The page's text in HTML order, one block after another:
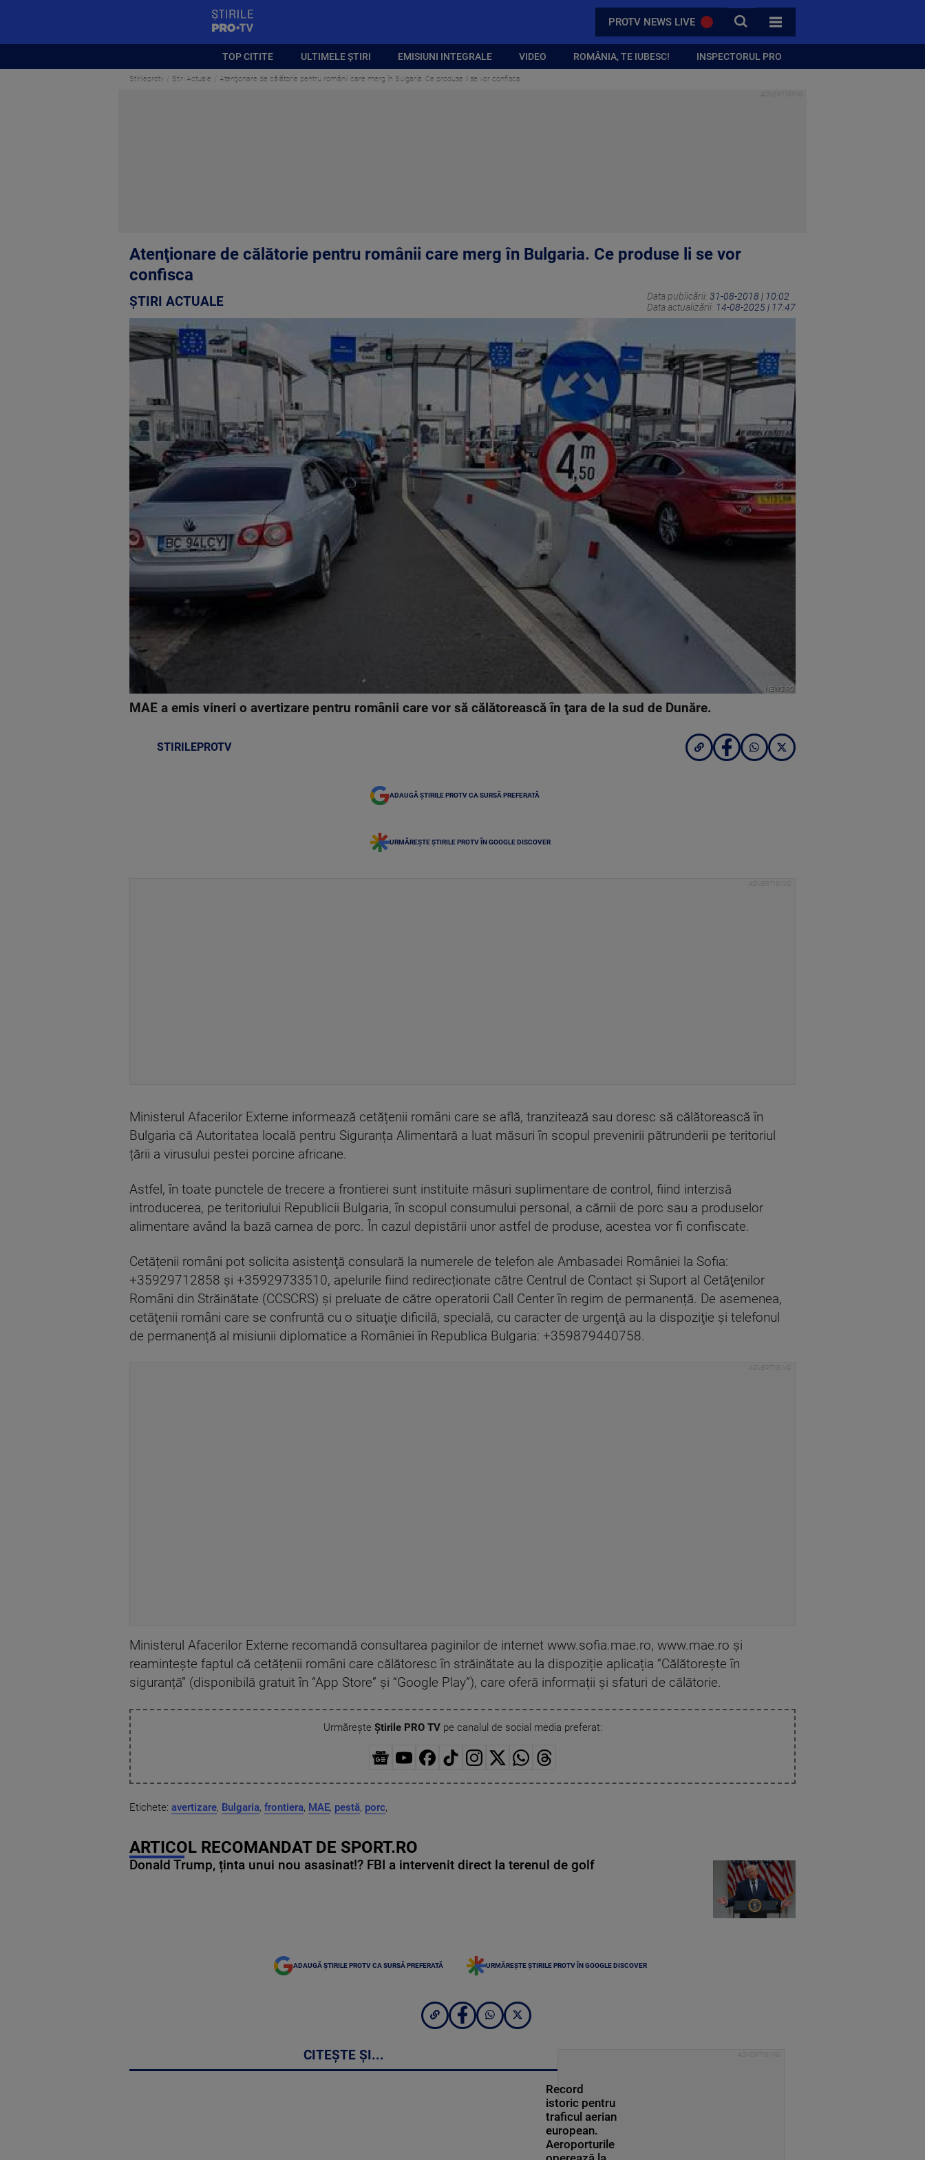
PROTV NEWS LIVE CAUTA
TOATE CATEGORIILE
TOP CITITE ULTIMELE ȘTIRI EMISIUNI INTEGRALE VIDEO ROMÂNIA, TE IUBESC! INSPECTORUL PRO
Stirileprotv Știri Actuale Atenţionare de călătorie pentru românii care merg în Bulgaria. Ce produse li se vor confisca
Atenţionare de călătorie pentru românii care merg în Bulgaria. Ce produse li se vor
confisca
ȘTIRI ACTUALE Data publicării: 31-08-2018 | 10:02
Data actualizării: 14-08-2025 | 17:47
NEWS.RO
MAE a emis vineri o avertizare pentru românii care vor să călătorească în ţara de la sud de Dunăre.
STIRILEPROTV
ADAUGĂ ȘTIRILE PROTV CA SURSĂ PREFERATĂ
URMĂREȘTE ȘTIRILE PROTV ÎN GOOGLE DISCOVER
Ministerul Afacerilor Externe informează cetățenii români care se află, tranzitează sau doresc să călătorească în
Bulgaria că Autoritatea locală pentru Siguranța Alimentară a luat măsuri în scopul prevenirii pătrunderii pe teritoriul
țării a virusului pestei porcine africane.
Astfel, în toate punctele de trecere a frontierei sunt instituite măsuri suplimentare de control, fiind interzisă
introducerea, pe teritoriului Republicii Bulgaria, în scopul consumului personal, a cărnii de porc sau a produselor
alimentare având la bază carnea de porc. În cazul depistării unor astfel de produse, acestea vor fi confiscate.
Cetățenii români pot solicita asistenţă consulară la numerele de telefon ale Ambasadei României la Sofia:
+35929712858 şi +35929733510, apelurile fiind redirecționate către Centrul de Contact și Suport al Cetăţenilor
Români din Străinătate (CCSCRS) şi preluate de către operatorii Call Center în regim de permanență. De asemenea,
cetăţenii români care se confruntă cu o situaţie dificilă, specială, cu caracter de urgenţă au la dispoziţie şi telefonul
de permanență al misiunii diplomatice a României în Republica Bulgaria: +359879440758.
Ministerul Afacerilor Externe recomandă consultarea paginilor de internet www.sofia.mae.ro, www.mae.ro și
reamintește faptul că cetățenii români care călătoresc în străinătate au la dispoziție aplicația “Călătorește în
siguranță” (disponibilă gratuit în “App Store” și “Google Play”), care oferă informații și sfaturi de călătorie.
Urmărește Știrile PRO TVpe canalul de social media preferat:
Etichete: avertizare, Bulgaria, frontiera, MAE, pestă, porc,
ARTICOL RECOMANDAT DE SPORT.RO
Donald Trump, ținta unui nou asasinat!? FBI a intervenit direct la terenul de golf
ADAUGĂ ȘTIRILE PROTV CA SURSĂ PREFERATĂ URMĂREȘTE ȘTIRILE PROTV ÎN GOOGLE DISCOVER
CITEȘTE ȘI...
Record
istoric pentru
traficul aerian
european.
Aeroporturile